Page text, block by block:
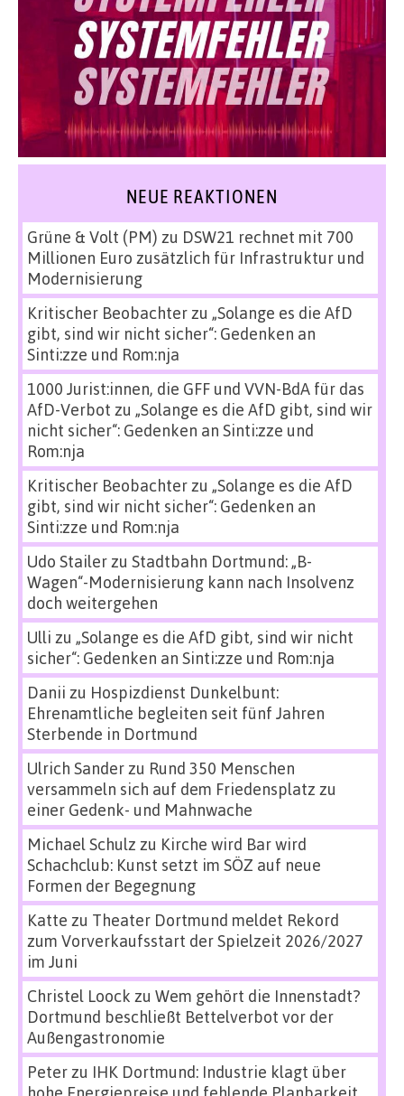
NEUE REAKTIONEN
Grüne & Volt (PM) zu DSW21 rechnet mit 700
Millionen Euro zusätzlich für Infrastruktur und
Modernisierung
Kritischer Beobachterzu „Solange es die AfD
gibt, sind wir nicht sicher“: Gedenken an
Sinti:zze und Rom:nja
1000 Jurist:innen, die GFF und VVN-BdA für das
AfD-Verbot zu „Solange es die AfD gibt, sind wir
nicht sicher“: Gedenken an Sinti:zze und
Rom:nja
Kritischer Beobachterzu „Solange es die AfD
gibt, sind wir nicht sicher“: Gedenken an
Sinti:zze und Rom:nja
Udo Stailerzu Stadtbahn Dortmund: „B-
Wagen“-Modernisierung kann nach Insolvenz
doch weitergehen
Ulli zu „Solange es die AfD gibt, sind wir nicht
sicher“: Gedenken an Sinti:zze und Rom:nja
Danii zu Hospizdienst Dunkelbunt:
Ehrenamtliche begleiten seit fünf Jahren
Sterbende in Dortmund
Ulrich Sanderzu Rund 350 Menschen
versammeln sich auf dem Friedensplatz zu
einer Gedenk- und Mahnwache
Michael Schulz zu Kirche wird Bar wird
Schachclub: Kunst setzt im SÖZ auf neue
Formen der Begegnung
Katte zu Theater Dortmund meldet Rekord
zum Vorverkaufsstart der Spielzeit 2026/2027
im Juni
Christel Loock zu Wem gehört die Innenstadt?
Dortmund beschließt Bettelverbot vor der
Außengastronomie
Peterzu IHK Dortmund: Industrie klagt über
hohe Energiepreise und fehlende Planbarkeit